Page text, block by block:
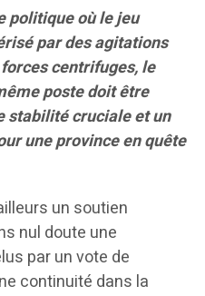
politique où le jeu
par des agitations
centrifuges, le
poste doit être
stabilité cruciale et un
une province en quête
un soutien
nul doute une
par un vote de
continuité dans la